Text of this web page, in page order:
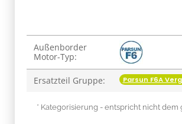
Produkteigenschaft
Wert
Außenborder
Motor-Typ:
Ersatzteil Gruppe: Parsun F6A
* Kategorisierung - entspricht nicht dem